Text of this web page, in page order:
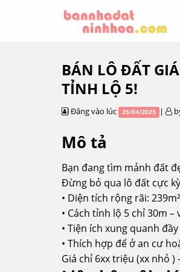
BÁN LÔ ĐẤT
TỈNH LỘ 5!
Đăng vào lúc 25/04/2025 |
Mô tả
Bạn đang tìm mảnh đất
Đừng bỏ qua lô đất cực
• Diện tích rộng rãi:
• Cách tỉnh lộ 5 chỉ 30m
• Tiện ích xung quanh
• Thích hợp để ở an cư
Giá chỉ 6xx triệu (xx nhỏ